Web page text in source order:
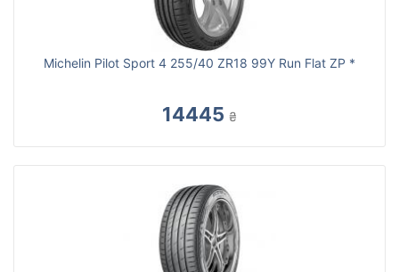
Michelin Pilot Sport 4 255/40 ZR18 99Y Run Flat ZP *
14445 ₴